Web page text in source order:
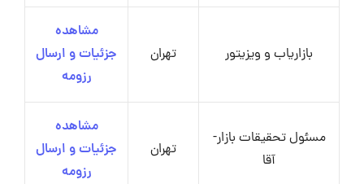
بازاریاب و ویزیتور تهران
مشاهده
جزئیات و ارسال
رزومه
مسئول تحقیقات بازار-
آقا
تهران
مشاهده
جزئیات و ارسال
رزومه